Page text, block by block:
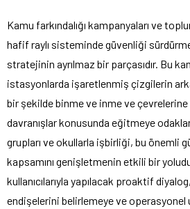
Kamu farkındalığı kampanyaları ve
hafif raylı sisteminde güvenliği
stratejinin ayrılmaz bir parçasıdır. Bu
istasyonlarda işaretlenmiş çizgilerin
bir şekilde binme ve inme ve
davranışlar konusunda eğitmeye
grupları ve okullarla işbirliği, bu önemli
kapsamını genişletmenin etkili bir
kullanıcılarıyla yapılacak proaktif
endişelerini belirlemeye ve operasyonel